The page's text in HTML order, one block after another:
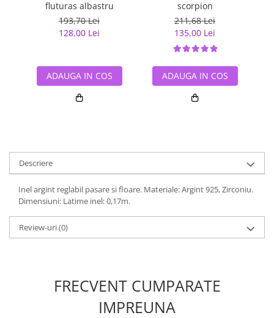
fluturas albastru
193,70 Lei
128,00 Lei
ADAUGA IN COS
scorpion
211,68 Lei
135,00 Lei
ADAUGA IN COS
Descriere
Inel argint reglabil pasare si floare. Materiale: Argint 925, Zirconiu.
Dimensiuni: Latime inel: 0,17m.
Review-uri(0)
FRECVENT CUMPARATE
IMPREUNA